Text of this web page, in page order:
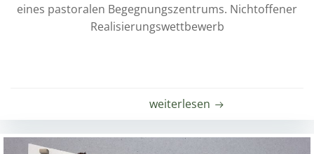
eines pastoralen Begegnungszentrums. Nichtoffener
Realisierungswettbewerb
weiterlesen